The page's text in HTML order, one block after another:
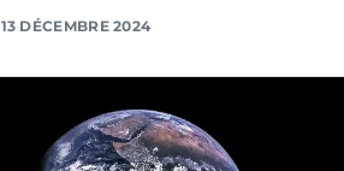
13 DÉCEMBRE 2024